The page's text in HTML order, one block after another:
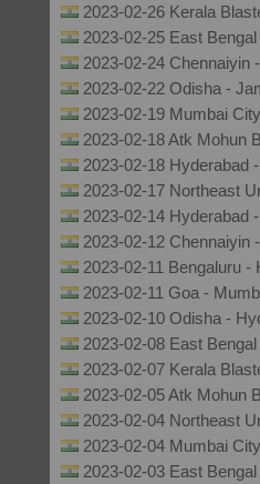
2023-02-26 Kerala
2023-02-25 East
2023-02-24 Chennaiyin
2023-02-22 Odisha -
2023-02-19 Mumbai
2023-02-18 Atk Mohun
2023-02-18 Hyderabad
2023-02-17 Northeast
2023-02-14 Hyderabad
2023-02-12 Chennaiyin
2023-02-11 Bengaluru -
2023-02-11 Goa -
2023-02-10 Odisha -
2023-02-08 East
2023-02-07 Kerala
2023-02-05 Atk Mohun
2023-02-04 Northeast
2023-02-04 Mumbai
2023-02-03 East